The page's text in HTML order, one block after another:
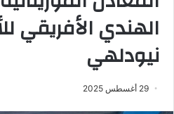
الهندي الأفريقي
نيودلهي
29 أغسطس 2025